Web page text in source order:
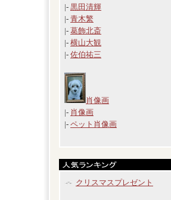
|- 黒田清輝
|- 青木繁
|- 葛飾北斎
|- 横山大観
|- 佐伯祐三
肖像画
|- 肖像画
|- ペット肖像画
クリスマスプレゼント